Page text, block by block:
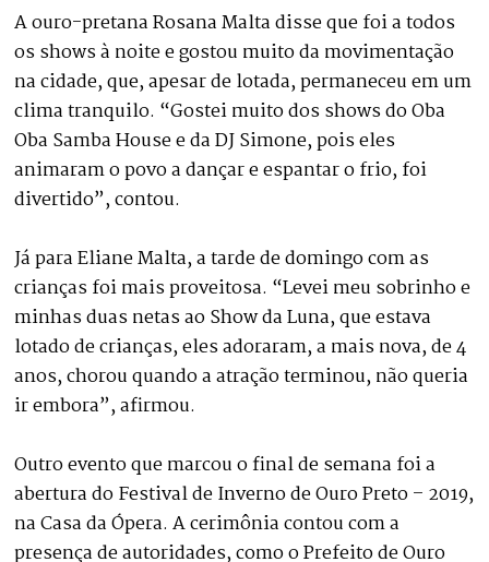
A ouro-pretana Rosana Malta disse que foi a todos
os shows à noite e gostou muito da movimentação
na cidade, que, apesar de lotada, permaneceu em um
clima tranquilo. “Gostei muito dos shows do Oba
Oba Samba House e da DJ Simone, pois eles
animaram o povo a dançar e espantar o frio, foi
divertido”, contou.
Já para Eliane Malta, a tarde de domingo com as
crianças foi mais proveitosa. “Levei meu sobrinho e
minhas duas netas ao Show da Luna, que estava
lotado de crianças, eles adoraram, a mais nova, de 4
anos, chorou quando a atração terminou, não queria
ir embora”, afirmou.
Outro evento que marcou o final de semana foi a
abertura do Festival de Inverno de Ouro Preto – 2019,
na Casa da Ópera. A cerimônia contou com a
presença de autoridades, como o Prefeito de Ouro